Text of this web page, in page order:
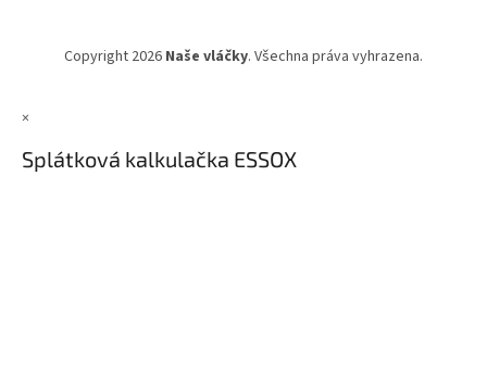
Copyright 2026 Naše vláčky. Všechna práva vyhrazena.
×
Splátková kalkulačka ESSOX